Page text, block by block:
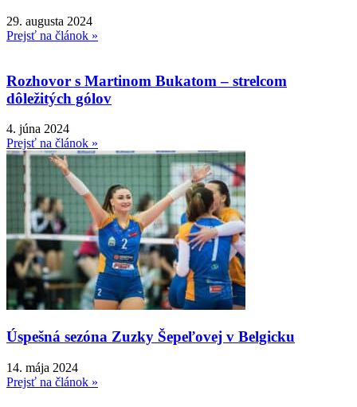
29. augusta 2024
Prejsť na článok »
Rozhovor s Martinom Bukatom – strelcom
dôležitých gólov
4. júna 2024
Prejsť na článok »
Úspešná sezóna Zuzky Šepeľovej v Belgicku
14. mája 2024
Prejsť na článok »